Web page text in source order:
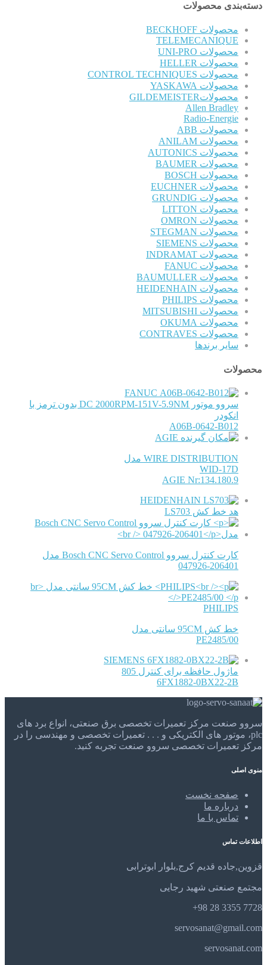
دسته‌بندی محصولات
محصولات BECKHOFF
TELEMECANIQUE
محصولات UNI-PRO
محصولات HELLER
محصولات CONTROL TECHNIQUES
محصولات YASKAWA
محصولاتGILDEMEISTER
Allen Bradley
Radio-Energie
محصولات ABB
محصولات ANILAM
محصولات AUTONICS
محصولات BAUMER
محصولات BOSCH
محصولات EUCHNER
محصولات GRUNDIG
محصولات LITTON
محصولات OMRON
محصولات STEGMAN
محصولات SIEMENS
محصولات INDRAMAT
محصولات FANUC
محصولات BAUMULLER
محصولات HEIDENHAIN
محصولات PHILIPS
محصولات MITSUBISHI
محصولات OKUMA
محصولات CONTRAVES
سایر برندها
محصولات
FANUC
سروو موتور DC 2000RPM-151V-5.9NM بدون ترمز با
انکودر
A06B-0642-B012
AGIE
WIRE DISTRIBUTION مدل
WID-17D
AGIE Nr:134.180.9
HEIDENHAIN
هد خط کش LS703
کارت کنترل سروو Bosch CNC Servo Control مدل
047926-206401
PHILIPS
خط کش 95CM سانتی مدل
PE2485/00
SIEMENS
ماژول حافظه برای کنترل 805
6FX1882-0BX22-2B
سروو صنعت مرکز تعمیرات تخصصی برق صنعتی، انواع برد های
plc، موتور های الکتریکی و . . . تعمیرات تخصصی و مهندسی را در
مرکز تعمیرات تخصصی سروو صنعت تجربه کنید.
منوی اصلی
صفحه نخست
درباره ما
تماس با ما
اطلاعات تماس
قزوین,جاده قدیم کرج,بلوار ابوترابی
مجتمع صنعتی شهید رجایی
7728 3355 28 98+
servosanat@gmail.com
servosanat.com